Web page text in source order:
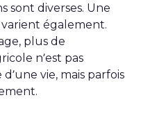
sont diverses. Une
également.
plus de
n’est pas
vie, mais parfois